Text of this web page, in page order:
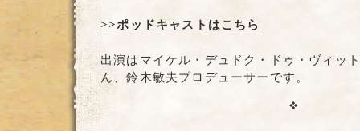
>>ポッドキャストはこちら
出演はマイケル・デュドク・ドゥ・ヴィッ
ん、鈴木敏夫プロデューサーです。